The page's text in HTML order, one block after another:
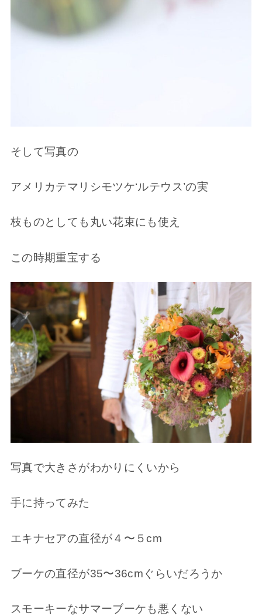
そして写真の
アメリカテマリシモツケ‘ルテウス’の実
枝ものとしても丸い花束にも使え
この時期重宝する
写真で大きさがわかりにくいから
手に持ってみた
エキナセアの直径が４〜５cm
ブーケの直径が35〜36cmぐらいだろうか
スモーキーなサマーブーケも悪くない